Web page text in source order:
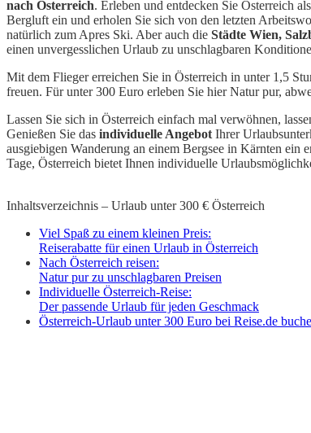
nach Österreich. Erleben und entdecken Sie Österreich
Bergluft ein und erholen Sie sich von den letzten
natürlich zum Apres Ski. Aber auch die Städte Wien,
einen unvergesslichen Urlaub zu unschlagbaren
Mit dem Flieger erreichen Sie in Österreich in unter 1,5
freuen. Für unter 300 Euro erleben Sie hier Natur pur,
Lassen Sie sich in Österreich einfach mal verwöhnen,
Genießen Sie das individuelle Angebot Ihrer
ausgiebigen Wanderung an einem Bergsee in Kärnten ein
Tage, Österreich bietet Ihnen individuelle
Inhaltsverzeichnis – Urlaub unter 300 € Österreich
Viel Spaß zu einem kleinen Preis:
Reiserabatte für einen Urlaub in Österreich
Nach Österreich reisen:
Natur pur zu unschlagbaren Preisen
Individuelle Österreich-Reise:
Der passende Urlaub für jeden Geschmack
Österreich-Urlaub unter 300 Euro bei Reise.de